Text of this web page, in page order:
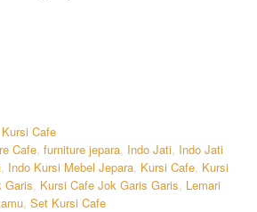
Kursi Cafe
Cafe furniture jepara Indo Jati Indo Jati
Indo Kursi Mebel Jepara Kursi Cafe Kursi
Garis Kursi Cafe Jok Garis Garis Lemari
Set Kursi Cafe